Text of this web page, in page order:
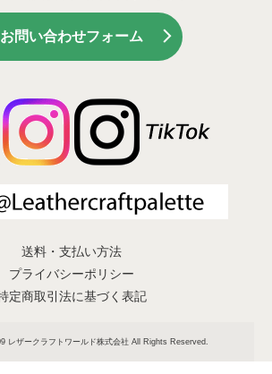
お問い合わせフォーム
送料・支払い方法
プライバシーポリシー
定商取引法に基づく表記
レザークラフトワールド株式会社 All Rights Reserved.